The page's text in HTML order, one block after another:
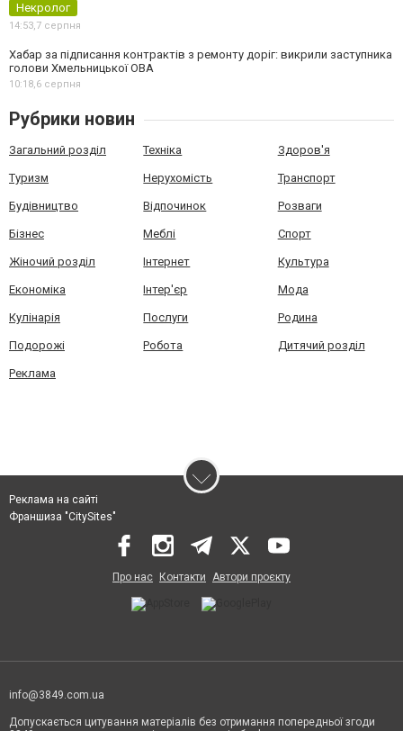
Некролог
14:53,7 серпня
Хабар за підписання контрактів з ремонту доріг: викрили заступника
голови Хмельницької ОВА
10:18,6 серпня
Рубрики новин
Загальний розділ Техніка Здоров'я
Туризм Нерухомість Транспорт
Будівництво Відпочинок Розваги
Бізнес Меблі Спорт
Жіночий розділ Інтернет Культура
Економіка Інтер'єр Мода
Кулінарія Послуги Родина
Подорожі Робота Дитячий розділ
Реклама
Реклама на сайті
Франшиза "CitySites"
Про нас Контакти Автори проєкту
info@3849.com.ua
Допускається цитування матеріалів без отримання попередньої згоди